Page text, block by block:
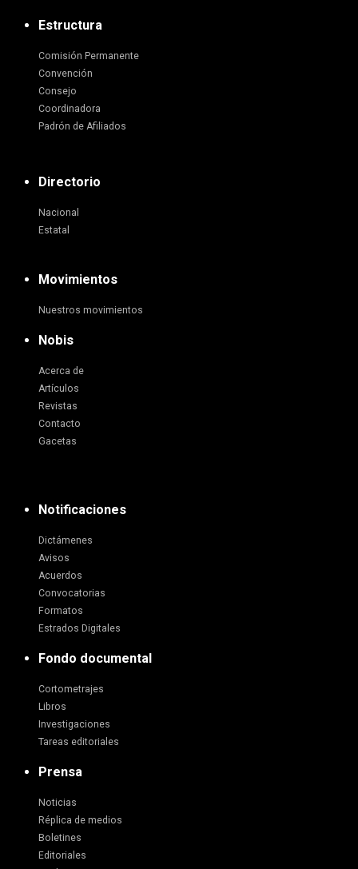
Estructura
Comisión Permanente
Convención
Consejo
Coordinadora
Padrón de Afiliados
Directorio
Nacional
Estatal
Movimientos
Nuestros movimientos
Nobis
Acerca de
Artículos
Revistas
Contacto
Gacetas
Notificaciones
Dictámenes
Avisos
Acuerdos
Convocatorias
Formatos
Estrados Digitales
Fondo documental
Cortometrajes
Libros
Investigaciones
Tareas editoriales
Prensa
Noticias
Réplica de medios
Boletines
Editoriales